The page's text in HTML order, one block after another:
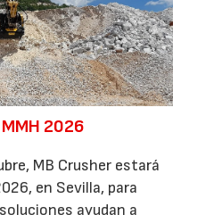
2026
MB Crusher estará
en Sevilla, para
ayudan a